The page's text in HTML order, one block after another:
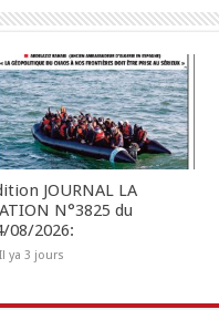
JOURNAL LA
N°3825 du
08/2026:
Il ya 3 jours